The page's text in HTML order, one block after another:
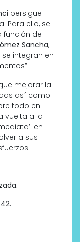
persigue
Para ello, se
función de
Sancha,
integran en
mejorar la
así como
todo en
vuelta a la
en
a sus